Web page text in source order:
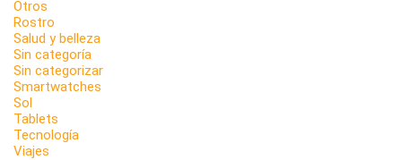
Otros
Rostro
Salud y belleza
Sin categoría
Sin categorizar
Smartwatches
Sol
Tablets
Tecnología
Viajes